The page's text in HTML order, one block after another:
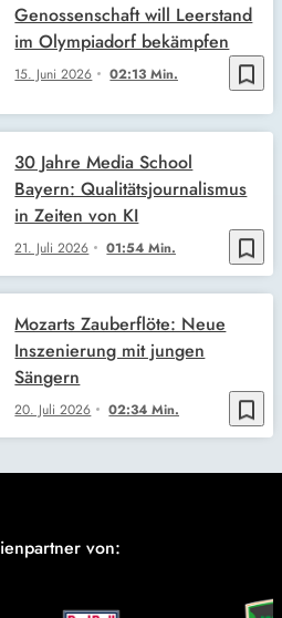
bookmark_border
15. Juni 2026 02:13 Min.
Genossenschaft will Leerstand
im Olympiadorf bekämpfen
bookmark_border
21. Juli 2026 01:54 Min.
30 Jahre Media School
Bayern: Qualitätsjournalismus
in Zeiten von KI
bookmark_border
20. Juli 2026 02:34 Min.
Mozarts Zauberflöte: Neue
Inszenierung mit jungen
Sängern
von: